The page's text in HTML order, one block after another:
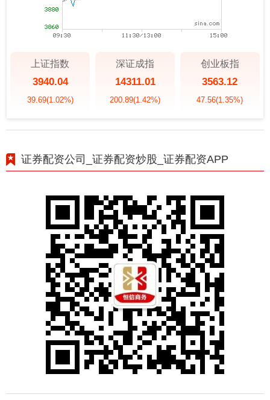
上证指数
3940.04
39.69(1.02%)
深证成指
14311.01
200.89(1.42%)
创业板指
3563.12
47.56(1.35%)
证券配资公司_证券配资炒股_证券配资APP